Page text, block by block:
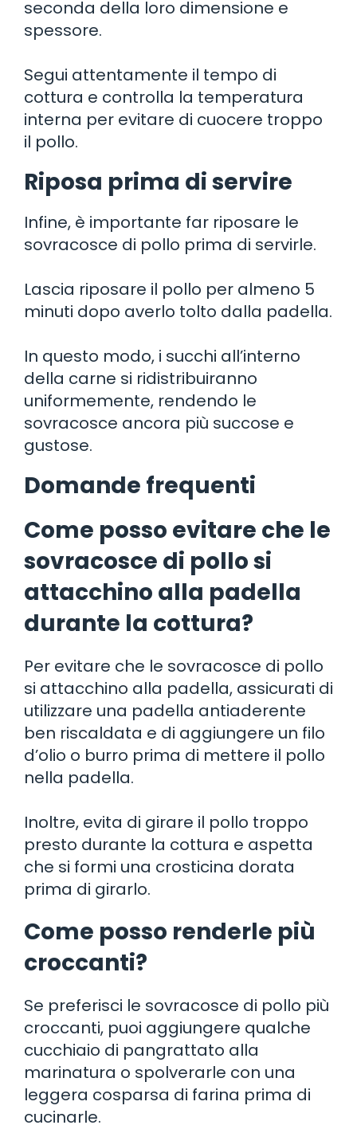
seconda della loro dimensione e
spessore.
Segui attentamente il tempo di
cottura e controlla la temperatura
interna per evitare di cuocere troppo
il pollo.
Riposa prima di servire
Infine, è importante far riposare le
sovracosce di pollo prima di servirle.
Lascia riposare il pollo per almeno 5
minuti dopo averlo tolto dalla padella.
In questo modo, i succhi all’interno
della carne si ridistribuiranno
uniformemente, rendendo le
sovracosce ancora più succose e
gustose.
Domande frequenti
Come posso evitare che le
sovracosce di pollo si
attacchino alla padella
durante la cottura?
Per evitare che le sovracosce di pollo
si attacchino alla padella, assicurati di
utilizzare una padella antiaderente
ben riscaldata e di aggiungere un filo
d’olio o burro prima di mettere il pollo
nella padella.
Inoltre, evita di girare il pollo troppo
presto durante la cottura e aspetta
che si formi una crosticina dorata
prima di girarlo.
Come posso renderle più
croccanti?
Se preferisci le sovracosce di pollo più
croccanti, puoi aggiungere qualche
cucchiaio di pangrattato alla
marinatura o spolverarle con una
leggera cosparsa di farina prima di
cucinarle.